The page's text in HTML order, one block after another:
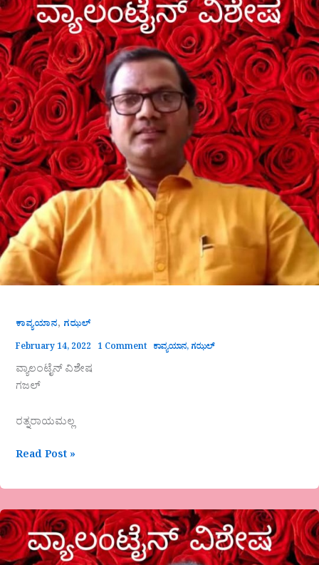
ಕಾವ್ಯಯಾನ, ಗಝಲ್
February 14, 2022 1 Comment ಕಾವ್ಯಯಾನ, ಗಝಲ್
ವ್ಯಾಲಂಟೈನ್ ವಿಶೇಷ
ಗಜಲ್
ರತ್ನರಾಯಮಲ್ಲ
Read Post »